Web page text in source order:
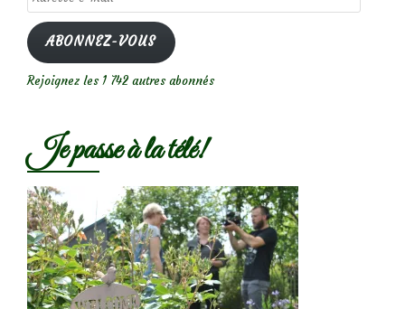
e-
mail
ABONNEZ-VOUS
Rejoignez les 1 742 autres abonnés
Je passe à la télé!